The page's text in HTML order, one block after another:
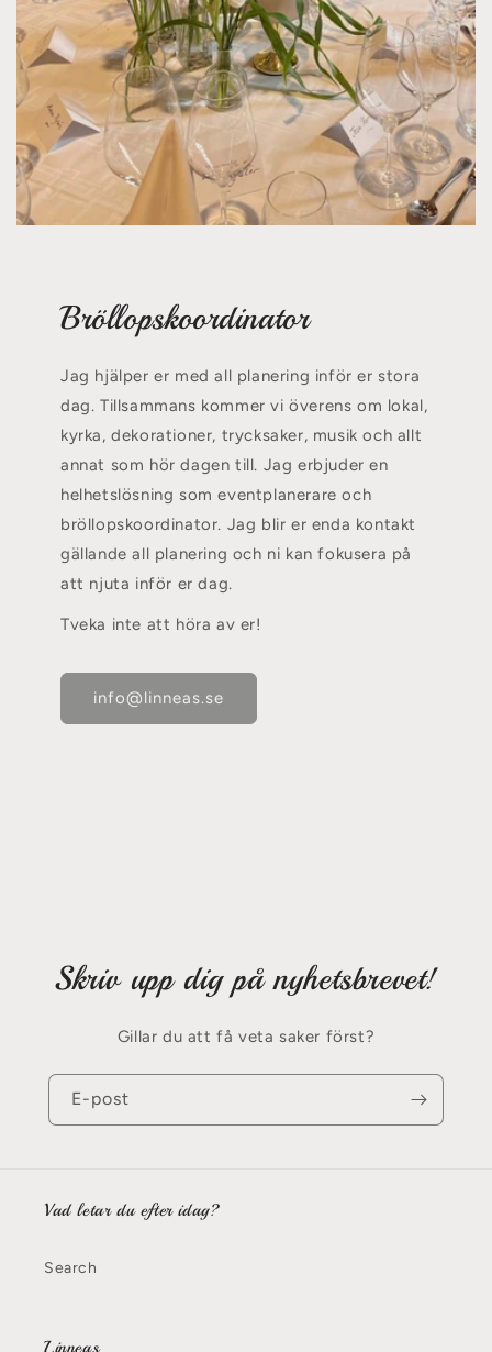
Bröllopskoordinator
Jag hjälper er med all planering inför er stora
dag. Tillsammans kommer vi överens om lokal,
kyrka, dekorationer, trycksaker, musik och allt
annat som hör dagen till. Jag erbjuder en
helhetslösning som eventplanerare och
bröllopskoordinator. Jag blir er enda kontakt
gällande all planering och ni kan fokusera på
att njuta inför er dag.
Tveka inte att höra av er!
info@linneas.se
Skriv upp dig på nyhetsbrevet!
Gillar du att få veta saker först?
E-post
Vad letar du efter idag?
Search
Linneas